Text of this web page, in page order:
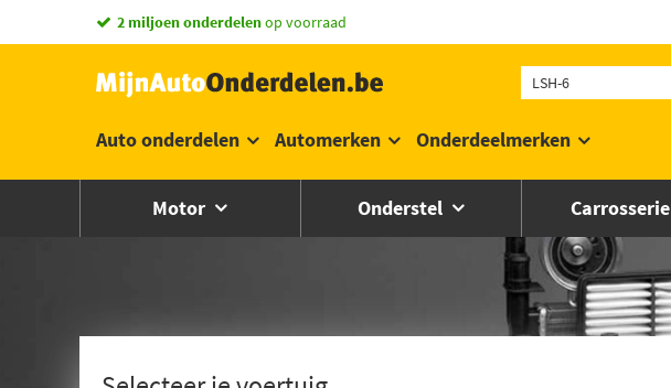
2 miljoen onderdelenop voorraad
Auto onderdelen Automerken Onderdeelmerken
Motor Onderstel Carrosserie